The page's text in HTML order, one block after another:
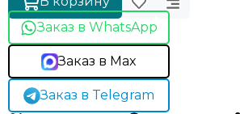
Заказ в WhatsApp
Заказ в Max
Заказ в Telegram